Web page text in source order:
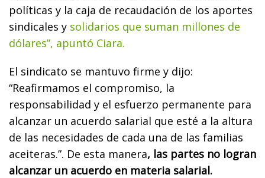
políticas y la caja de recaudación de los aportes
sindicales y solidarios que suman millones de
dólares”, apuntó Ciara.
El sindicato se mantuvo firme y dijo:
“Reafirmamos el compromiso, la
responsabilidad y el esfuerzo permanente para
alcanzar un acuerdo salarial que esté a la altura
de las necesidades de cada una de las familias
aceiteras.”. De esta manera, las partes no logran
alcanzar un acuerdo en materia salarial.